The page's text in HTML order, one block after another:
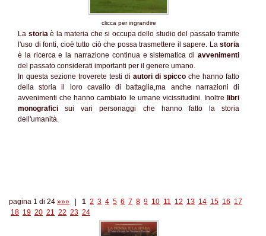
clicca per ingrandire
La storiaè la materia che si occupa dello studio del passato tramite
l'uso di fonti, cioè tutto ciò che possa trasmettere il sapere. La storia
è la ricerca e la narrazione continua e sistematica di avvenimenti
del passato considerati importanti per il genere umano.
In questa sezione troverete testi di autori di spicco che hanno fatto
della storia il loro cavallo di battaglia,ma anche narrazioni di
avvenimenti che hanno cambiato le umane vicissitudini. Inoltre libri
monografici sui vari personaggi che hanno fatto la storia
dell'umanità.
pagina 1 di 24 »»» 1 2 3 4 5 6 7 8 9 10 11 12 13 14 15 16 17
18 19 20 21 22 23 24